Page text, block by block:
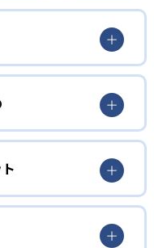
式」で個別指導
を対象として個別指導
年方式」を採用して
式」では、生徒が個々
、一度立ち止まって
り、余裕がある場合
ことも可能である。
たい人向け
重視する形で個別指
られるよう「無学年
題がある場合は立ち
」だけでなく、学習